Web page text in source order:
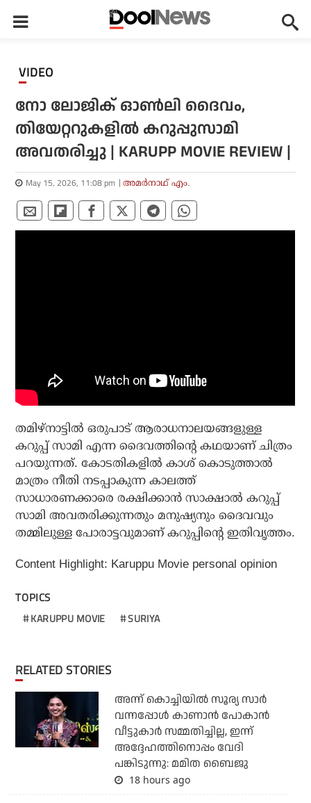
VIDEO
നോ ലോജിക് ഓണ്‍ലി ദൈവം,
തിയേറ്ററുകളില്‍ കറുപ്പുസാമി
അവതരിച്ചു | KARUPP MOVIE REVIEW |
May 15, 2026, 11:08 pm അമര്‍നാഥ് എം.
തമിഴ്‌നാട്ടില്‍ ഒരുപാട് ആരാധനാലയങ്ങളുള്ള
കറുപ്പ് സാമി എന്ന ദൈവത്തിന്റെ കഥയാണ് ചിത്രം
പറയുന്നത്. കോടതികളില്‍ കാശ് കൊടുത്താല്‍
മാത്രം നീതി നടപ്പാകുന്ന കാലത്ത്
സാധാരണക്കാരെ രക്ഷിക്കാന്‍ സാക്ഷാല്‍ കറുപ്പ്
സാമി അവതരിക്കുന്നതും മനുഷ്യനും ദൈവവും
തമ്മിലുള്ള പോരാട്ടവുമാണ് കറുപ്പിന്റെ ഇതിവൃത്തം.
Content Highlight: Karuppu Movie personal opinion
TOPICS
KARUPPU MOVIE SURIYA
RELATED STORIES
അന്ന് കൊച്ചിയില്‍ സൂര്യ സാര്‍
വന്നപ്പോള്‍ കാണാന്‍ പോകാന്‍
വീട്ടുകാര്‍ സമ്മതിച്ചില്ല, ഇന്ന്
അദ്ദേഹത്തിനൊപ്പം വേദി
പങ്കിടുന്നു: മമിത ബൈജു
18 hours ago